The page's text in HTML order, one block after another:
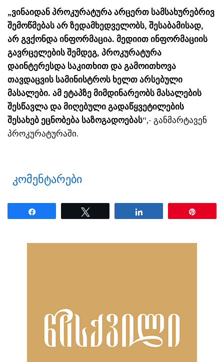
„ვინაიდან პროკურატურა არცერთ სამსახურებრივ
შემოწმებას არ ზედამხედველობს, შესაბამისად,
არ გვქონდა ინფორმაცია. მედიით ინფორმაციის
გავრცელების შემდეგ, პროკურატურა
დაინტერესდა საკითხით და გამოითხოვა
თავდაცვის სამინისტროს ხელთ არსებული
მასალები. ამ ეტაპზე მიმდინარეობს მასალების
შესწავლა და მიღებული გადაწყვეტილების
შესახებ ეცნობება საზოგადოებას“,- განმარტავენ
პროკურატურაში.
კომენტარები